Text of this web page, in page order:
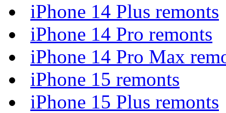
iPhone 14 Plus remonts
iPhone 14 Pro remonts
iPhone 14 Pro Max
iPhone 15 remonts
iPhone 15 Plus remonts